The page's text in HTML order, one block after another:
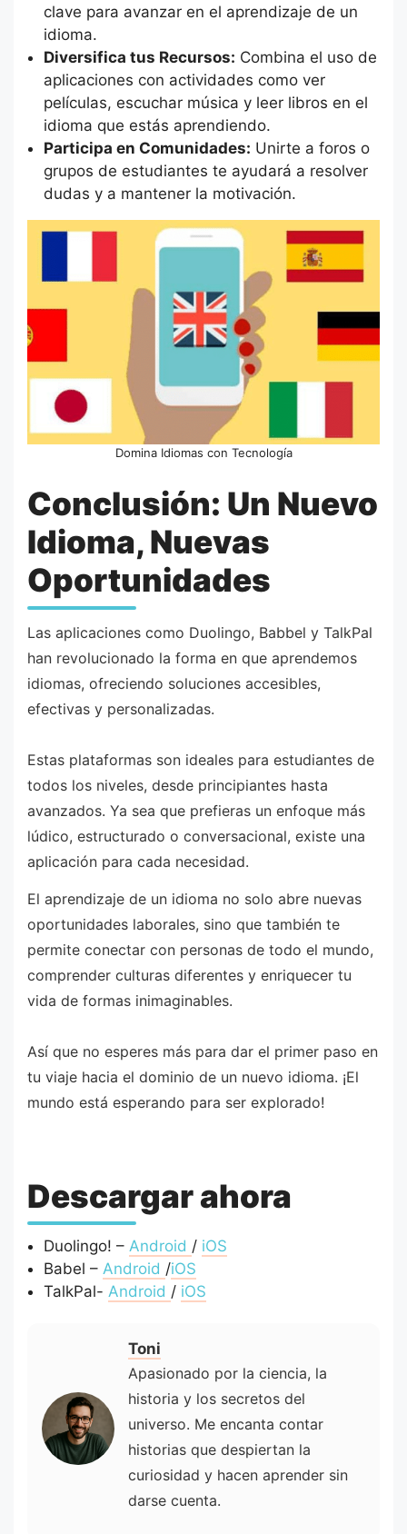
clave para avanzar en el aprendizaje de un
idioma.
Diversifica tus Recursos: Combina el uso de
aplicaciones con actividades como ver
películas, escuchar música y leer libros en el
idioma que estás aprendiendo.
Participa en Comunidades: Unirte a foros o
grupos de estudiantes te ayudará a resolver
dudas y a mantener la motivación.
Domina Idiomas con Tecnología
Conclusión: Un Nuevo
Idioma, Nuevas
Oportunidades
Las aplicaciones como Duolingo, Babbel y TalkPal
han revolucionado la forma en que aprendemos
idiomas, ofreciendo soluciones accesibles,
efectivas y personalizadas.
Estas plataformas son ideales para estudiantes de
todos los niveles, desde principiantes hasta
avanzados. Ya sea que prefieras un enfoque más
lúdico, estructurado o conversacional, existe una
aplicación para cada necesidad.
El aprendizaje de un idioma no solo abre nuevas
oportunidades laborales, sino que también te
permite conectar con personas de todo el mundo,
comprender culturas diferentes y enriquecer tu
vida de formas inimaginables.
Así que no esperes más para dar el primer paso en
tu viaje hacia el dominio de un nuevo idioma. ¡El
mundo está esperando para ser explorado!
Descargar ahora
Duolingo! – Android / iOS
Babel – Android /iOS
TalkPal- Android / iOS
Toni
Apasionado por la ciencia, la
historia y los secretos del
universo. Me encanta contar
historias que despiertan la
curiosidad y hacen aprender sin
darse cuenta.